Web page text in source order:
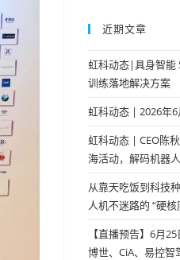
近期文章
虹科动态|具身智能
训练落地解决方案
虹科动态 | 2026年
虹科动态 | CEO陈
海活动，解码机器
从靠天吃饭到科技
人机不迷路的 “硬核
【直播预告】6月
博世、CiA、易控